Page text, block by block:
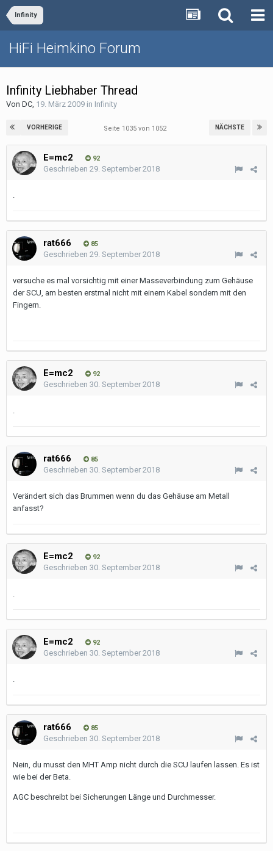
Infinity
HiFi Heimkino Forum
Infinity Liebhaber Thread
Von DC, 19. März 2009 in Infinity
VORHERIGE NÄCHSTE
Seite 1035 von 1052
E=mc2 92
Geschrieben 29. September 2018
.
rat666 85
Geschrieben 29. September 2018
versuche es mal vorsichtig mit einer Masseverbindung zum Gehäuse
der SCU, am besten erstmal nicht mit einem Kabel sondern mit den
Fingern.
E=mc2 92
Geschrieben 30. September 2018
.
rat666 85
Geschrieben 30. September 2018
Verändert sich das Brummen wenn du das Gehäuse am Metall
anfasst?
E=mc2 92
Geschrieben 30. September 2018
.
E=mc2 92
Geschrieben 30. September 2018
.
rat666 85
Geschrieben 30. September 2018
Nein, du musst den MHT Amp nicht durch die SCU laufen lassen. Es ist
wie bei der Beta.
AGC beschreibt bei Sicherungen Länge und Durchmesser.